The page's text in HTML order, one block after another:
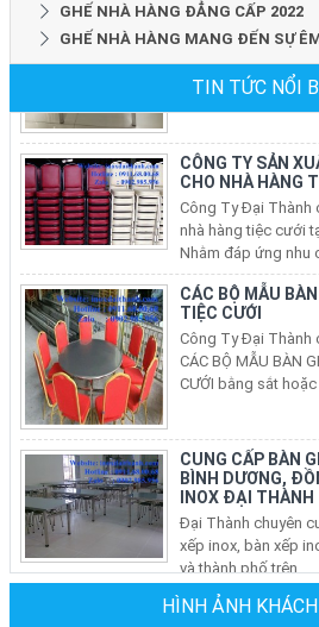
GHẾ NHÀ HÀNG ĐẲNG CẤP 2022
GHẾ NHÀ HÀNG MANG ĐẾN SỰ
TIN TỨC NỔI
CÔNG TY SẢN
CHO NHÀ HÀNG
Công Ty Đại Thành
nhà hàng tiệc cưới
Nhằm đáp ứng nhu
CÁC BỘ MẪU BÀN
TIỆC CƯỚI
Công Ty Đại Thành
CÁC BỘ MẪU BÀN
CƯỚI bằng sắt
INOX ĐẠI THÀNH
Đại Thành chuyên
xếp inox, bàn xếp
và thành phố trên...
BÁN BÀN GHẾ
XẾP INOX, GHẾ
QUẬN Ở TP HCM
HÌNH ẢNH